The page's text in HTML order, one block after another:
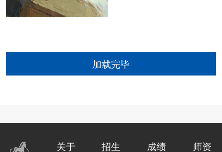
加载完毕
关于 招生 成绩 师资